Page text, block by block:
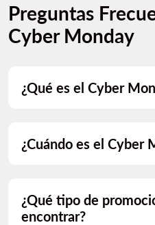
Preguntas
Cyber Monday
¿Qué es el Cyber
¿Cuándo es el Cyber
¿Qué tipo de
encontrar?